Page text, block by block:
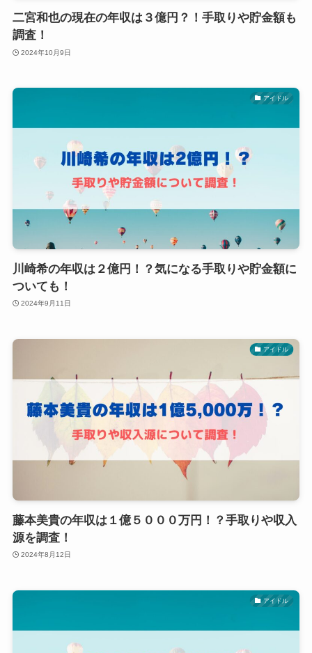
二宮和也の現在の年収は３億円？！手取りや貯金額も
調査！
2024年10月9日
アイドル
川崎希の年収は２億円！？気になる手取りや貯金額に
ついても！
2024年9月11日
アイドル
藤本美貴の年収は１億５０００万円！？手取りや収入
源を調査！
2024年8月12日
アイドル